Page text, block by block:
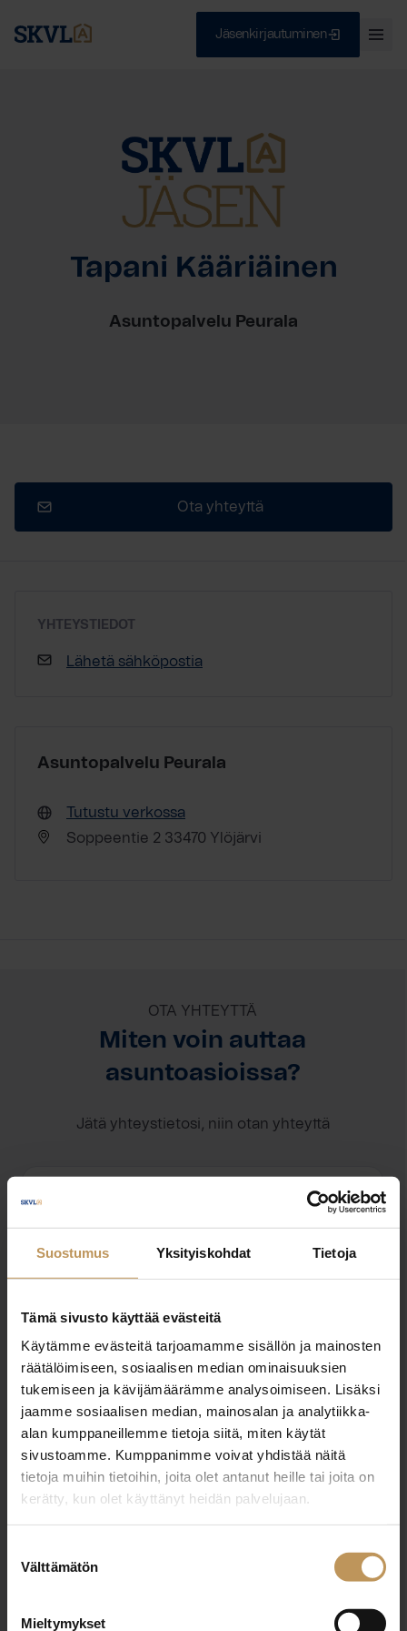
Suostumus Yksityiskohdat Tietoja
Tämä sivusto käyttää evästeitä
Käytämme evästeitä tarjoamamme sisällön ja mainosten
räätälöimiseen, sosiaalisen median ominaisuuksien
tukemiseen ja kävijämäärämme analysoimiseen. Lisäksi
jaamme sosiaalisen median, mainosalan ja analytiikka-
alan kumppaneillemme tietoja siitä, miten käytät
sivustoamme. Kumppanimme voivat yhdistää näitä
tietoja muihin tietoihin, joita olet antanut heille tai joita on
kerätty, kun olet käyttänyt heidän palvelujaan.
valinta
Välttämätön
Mieltymykset
Jäsenkirjautuminen
Tapani Kääriäinen
Asuntopalvelu Peurala
Ota yhteyttä
YHTEYSTIEDOT
Lähetä sähköpostia
Asuntopalvelu Peurala
Tutustu verkossa
Soppeentie 2 33470 Ylöjärvi
OTA YHTEYTTÄ
Miten voin auttaa
asuntoasioissa?
Jätä yhteystietosi, niin otan yhteyttä
"*" näyttää pakolliset kentät
Aihe
Nimi*
Sähköposti